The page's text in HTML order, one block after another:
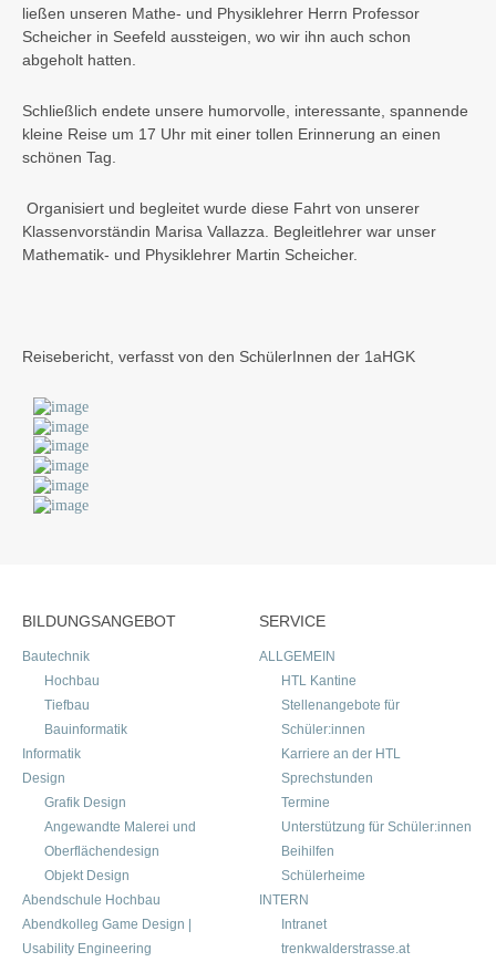
ließen unseren Mathe- und Physiklehrer Herrn Professor
Scheicher in Seefeld aussteigen, wo wir ihn auch schon
abgeholt hatten.
Schließlich endete unsere humorvolle, interessante, spannende
kleine Reise um 17 Uhr mit einer tollen Erinnerung an einen
schönen Tag.
Organisiert und begleitet wurde diese Fahrt von unserer
Klassenvorständin Marisa Vallazza. Begleitlehrer war unser
Mathematik- und Physiklehrer Martin Scheicher.
Reisebericht, verfasst von den SchülerInnen der 1aHGK
BILDUNGSANGEBOT
Bautechnik
Hochbau
Tiefbau
Bauinformatik
Informatik
Design
Grafik Design
Angewandte Malerei und
Oberflächendesign
Objekt Design
Abendschule Hochbau
Abendkolleg Game Design |
Usability Engineering
SERVICE
ALLGEMEIN
HTL Kantine
Stellenangebote für
Schüler:innen
Karriere an der HTL
Sprechstunden
Termine
Unterstützung für Schüler:innen
Beihilfen
Schülerheime
INTERN
Intranet
trenkwalderstrasse.at